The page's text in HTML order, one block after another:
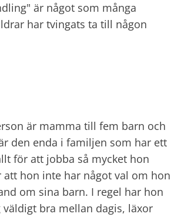
är något som många
har tvingats ta till någon
är mamma till fem barn och
den enda i familjen som har ett
för att jobba så mycket hon
att hon inte har något val om hon
om sina barn. I regel har hon
bra mellan dagis, läxor